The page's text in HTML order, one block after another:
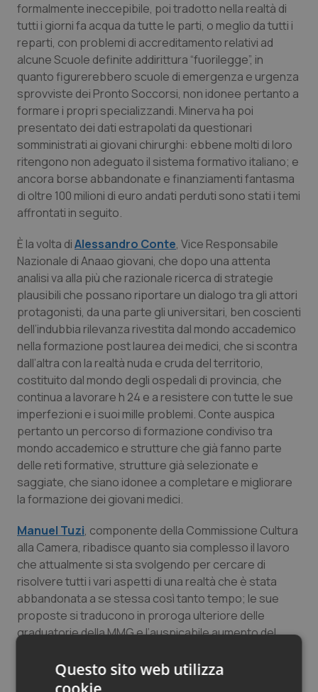
Ulcera & Reflusso
Vaccini
formalmente ineccepibile, poi tradotto nella realtà di
tutti i giorni fa acqua da tutte le parti, o meglio da tutti i
reparti, con problemi di accreditamento relativi ad
alcune Scuole definite addirittura “fuorilegge”, in
quanto figurerebbero scuole di emergenza e urgenza
sprovviste dei Pronto Soccorsi, non idonee pertanto a
formare i propri specializzandi. Minerva ha poi
presentato dei dati estrapolati da questionari
somministrati ai giovani chirurghi: ebbene molti di loro
ritengono non adeguato il sistema formativo italiano; e
ancora borse abbandonate e finanziamenti fantasma
di oltre 100 milioni di euro andati perduti sono stati i temi
affrontati in seguito.
È la volta diAlessandro Conte, Vice Responsabile
Nazionale di Anaao giovani, che dopo una attenta
analisi va alla più che razionale ricerca di strategie
plausibili che possano riportare un dialogo tra gli attori
protagonisti, da una parte gli universitari, ben coscienti
dell’indubbia rilevanza rivestita dal mondo accademico
nella formazione post laurea dei medici, che si scontra
dall’altra con la realtà nuda e cruda del territorio,
costituito dal mondo degli ospedali di provincia, che
continua a lavorare h 24 e a resistere con tutte le sue
imperfezioni e i suoi mille problemi. Conte auspica
pertanto un percorso di formazione condiviso tra
mondo accademico e strutture che già fanno parte
delle reti formative, strutture già selezionate e
saggiate, che siano idonee a completare e migliorare
la formazione dei giovani medici.
Manuel Tuzi, componente della Commissione Cultura
alla Camera, ribadisce quanto sia complesso il lavoro
che attualmente si sta svolgendo per cercare di
risolvere tutti i vari aspetti di una realtà che è stata
abbandonata a se stessa così tanto tempo; le sue
proposte si traducono in proroga ulteriore delle
graduatorie della MMG e l’auspicabile aumento del
specializzandi.
Questo sito web utilizza